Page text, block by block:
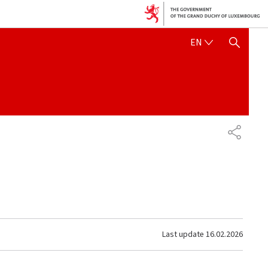
EN ENGLISH
SHOW HIDE SEARCH
SHARE
Last update 16.02.2026